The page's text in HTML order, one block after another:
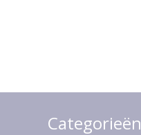
Categorieën